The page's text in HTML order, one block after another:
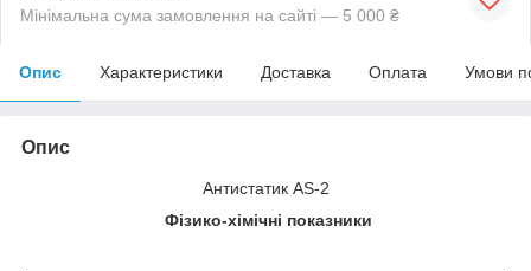
Мінімальна сума замовлення на сайті — 5 000 ₴
Опис Характеристики Доставка Оплата Умови
Опис
Антистатик AS-2
Фізико-хімічні показники